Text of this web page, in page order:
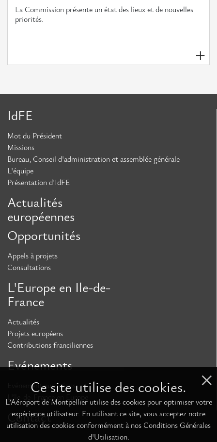
La Commission présente un état des lieux et de nouvelles
priorités.
IdFE
Mot du Président
Missions
Bureau, Conseil d'administration et assemblée générale
L'équipe
Présentation d'IdFE
Actualités
européennes
Opportunités
Appels à projets
Consultations
L'Europe en Ile-de-
France
Actualités
Projets européens
Contributions franciliennes
Evénements
Evénement européens
L'île-de-France en Europe
Contact
Ce site utilise des cookies.
L’Aéroport de Montpellier utilise des cookies pour optimiser votre
expérience utilisateur. En utilisant ce site, vous acceptez notre
utilisation des cookies conformément à nos Conditions Générales
d'Utilisation.